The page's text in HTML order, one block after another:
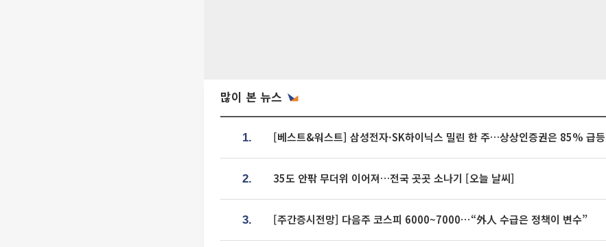
많이 본 뉴스
1. [베스트&워스트] 삼성전자·SK하이닉스 밀린 한 주…상상인증권은 85% 급등
2. 35도 안팎 무더위 이어져…전국 곳곳 소나기 [오늘 날씨]
3. [주간증시전망] 다음주 코스피 6000~7000⋯“外人 수급은 정책이 변수”